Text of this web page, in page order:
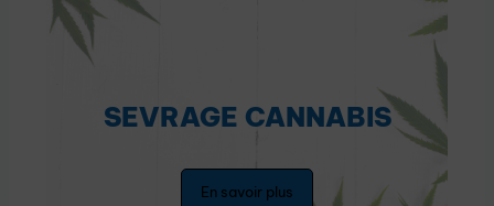
SEVRAGE CANNABIS
En savoir plus